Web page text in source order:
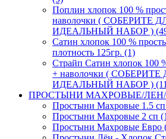
Поплин хлопок 100 %
наволочки ( СОБЕРИТЕ
ИДЕАЛЬНЫЙ НАБОР )
Сатин хлопок 100 %
плотность 125гр. (1)
Страйп Сатин хлопок 100
+ наволочки (
ИДЕАЛЬНЫЙ НАБОР )
ПРОСТЫНИ МАХРОВЫЕ/
Простыни Махровые 1.5
Простыни Махровые 2 сп
Простыни Махровые Евро